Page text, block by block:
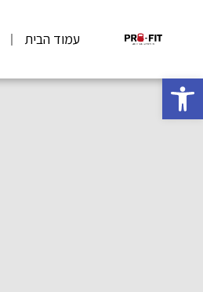
פתח סרגל נגישות
עמוד הבית